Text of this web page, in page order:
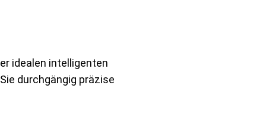
idealen intelligenten
durchgängig präzise